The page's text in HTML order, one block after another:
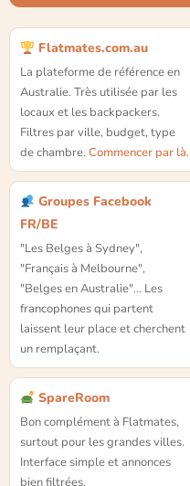
Flatmates.com.au
La plateforme de référence en
Australie. Très utilisée par les
locaux et les backpackers.
Filtres par ville, budget, type
de chambre. Commencer par là.
Groupes Facebook
FR/BE
"Les Belges à Sydney",
"Français à Melbourne",
"Belges en Australie"… Les
francophones qui partent
laissent leur place et cherchent
un remplaçant.
SpareRoom
Bon complément à Flatmates,
surtout pour les grandes villes.
Interface simple et annonces